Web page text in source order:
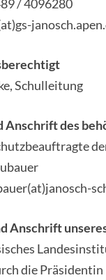
/ 4096280
Schulleitung
Anschrift des
Anschrift
die Präsidentin